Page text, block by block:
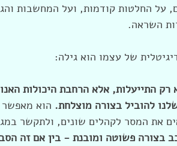
על החלטות קודמות, ועל המחשבות
השראה.
של עצמו הוא גילה:
התייעלות, אלא הרחבת היכולות
להוביל בצורה מוצלחת. הוא
את המסר לקהלים שונים, ולתקשר